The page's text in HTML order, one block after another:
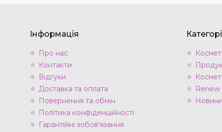
Інформація
Про нас
Контакти
Відгуки
Доставка та оплата
Повернення та обмін
Політика конфіденційності
Гарантійні зобов'язання
Renew
Новини